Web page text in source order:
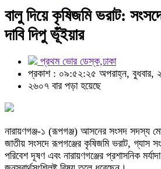
বালু দিয়ে কৃষিজমি ভরাট:
দাবি দিপু ভূঁইয়ার
প্রথম ভোর ডেস্ক,ঢাকা
প্রকাশ : ০৯:৫২:২৫ অপরাহ্ন,
২৬০৭ বার পড়া হয়েছে
নারায়ণগঞ্জ-১ (রূপগঞ্জ) আসনের সংসদ সদস্য
জাতীয় সংসদে রূপগঞ্জের কৃষিজমি ভরাট, গ্যাস
পরিবেশ দূষণ এবং নারায়ণগঞ্জের প্রশাসনিক